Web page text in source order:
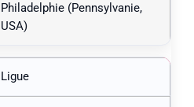
Philadelphie (Pennsylvanie,
USA)
Ligue